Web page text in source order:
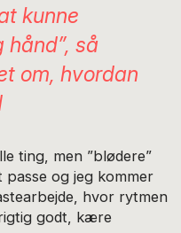
kunne
hånd”, så
om, hvordan
ting, men ”blødere”
og jeg kommer
hvor rytmen
godt, kære